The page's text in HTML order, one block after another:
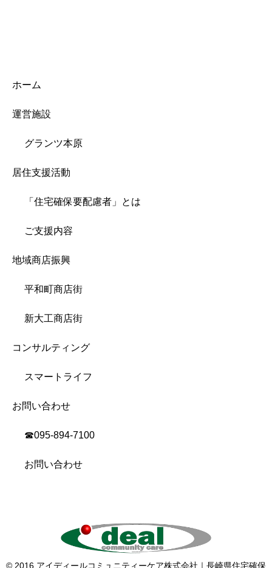
ホーム
運営施設
グランツ本原
居住支援活動
「住宅確保要配慮者」とは
ご支援内容
地域商店振興
平和町商店街
新大工商店街
コンサルティング
スマートライフ
お問い合わせ
☎︎095-894-7100
お問い合わせ
© 2016 アイディールコミュニティーケア株式会社｜長崎県住宅確保